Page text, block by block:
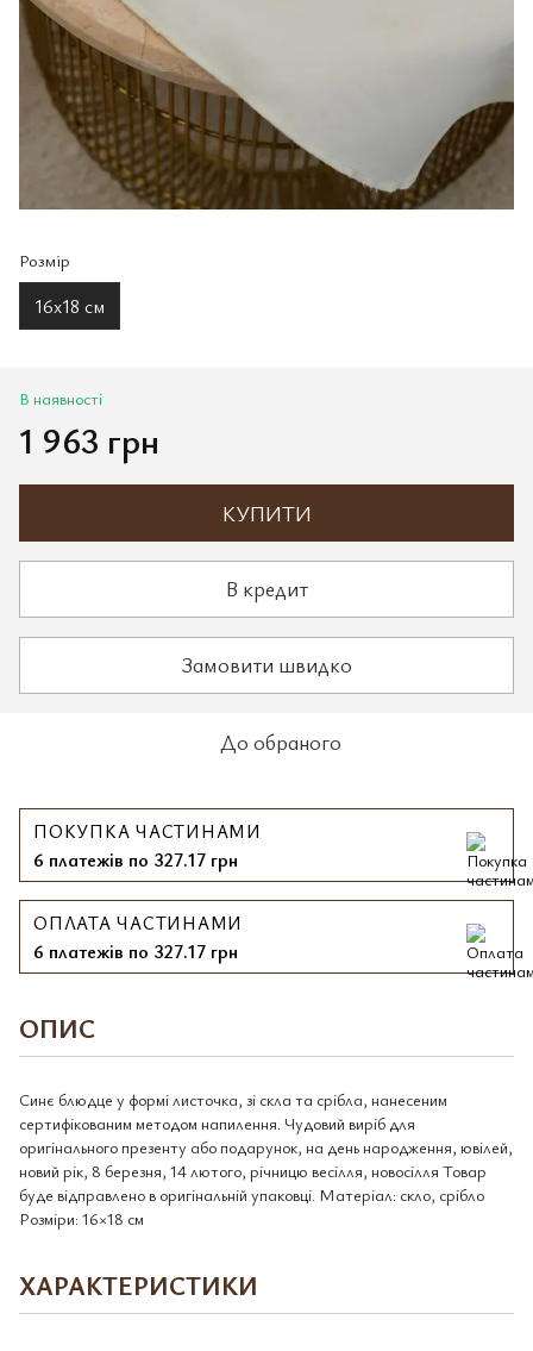
Розмір
16х18 см
В наявності
1 963 грн
КУПИТИ
В кредит
Замовити швидко
До обраного
ПОКУПКА ЧАСТИНАМИ
6 платежів по 327.17 грн
ОПЛАТА ЧАСТИНАМИ
6 платежів по 327.17 грн
ОПИС
Синє блюдце у формі листочка, зі скла та срібла, нанесеним
сертифікованим методом напилення. Чудовий виріб для
оригінального презенту або подарунок, на день народження, ювілей,
новий рік, 8 березня, 14 лютого, річницю весілля, новосілля Товар
буде відправлено в оригінальній упаковці. Матеріал: скло, срібло
Розміри: 16×18 см
ХАРАКТЕРИСТИКИ